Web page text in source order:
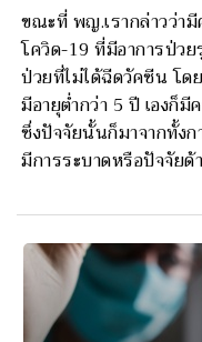
ขณะที่ พญ.เรากล่าวว่า
โควิด-19 ที่มีอาการป่ว
ป่วยที่ไม่ได้ฉีดวัคซีน โด
มีอายุต่ำกว่า 5 ปี เองก็มี
ซึ่งปัจจัยนั้นก็มาจากทั้ง
มีการระบาดหรือปัจจัย